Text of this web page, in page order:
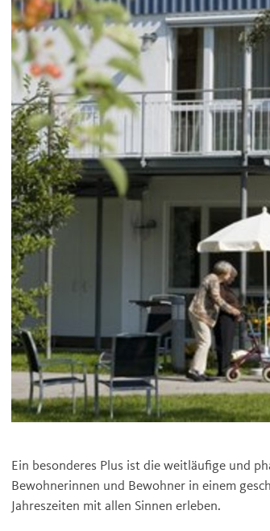
Ein besonderes Plus ist die weitläufige und
Bewohnerinnen und Bewohner in einem
Jahreszeiten mit allen Sinnen erleben.